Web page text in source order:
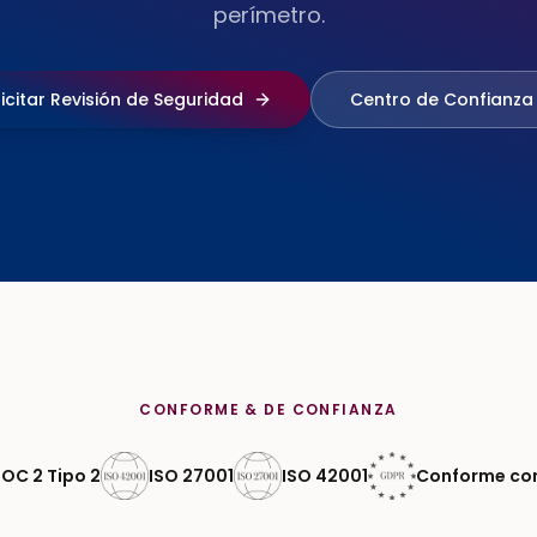
perímetro.
Revisión de Seguridad Centro de Confianza
CONFORME & DE CONFIANZA
2 Tipo 2 ISO 27001 ISO 42001 Conforme